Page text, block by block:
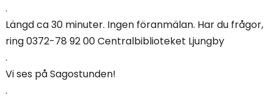
.
Längd ca 30 minuter. Ingen föranmälan. Har du frågor,
ring 0372-78 92 00 Centralbiblioteket Ljungby
.
Vi ses på Sagostunden!
.